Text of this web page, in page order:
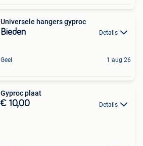
Universele hangers gyproc
Bieden Details
Geel 1 aug 26
Gyproc plaat
€ 10,00 Details